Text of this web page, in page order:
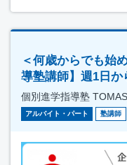
＜何歳からでも始
導塾講師】週1日
個別進学指導塾
アルバイト・パート 塾講師